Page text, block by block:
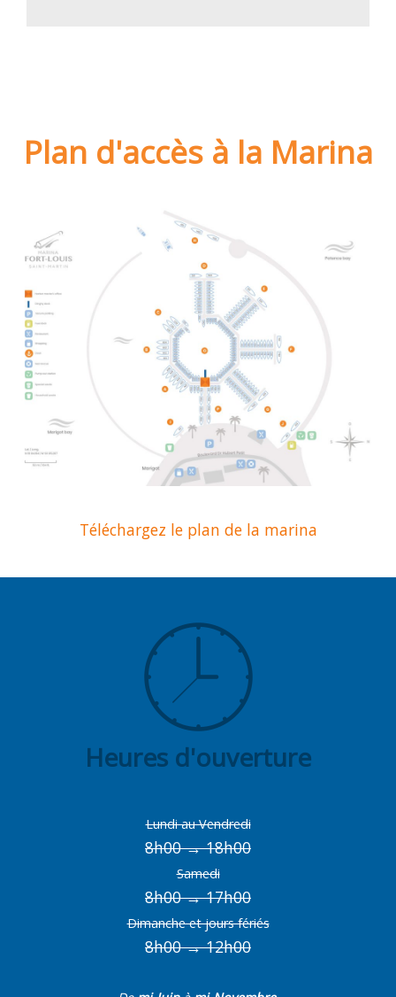
Plan d'accès à la Marina
Téléchargez le plan de la marina
Heures d'ouverture
Lundi au Vendredi
8h00 → 18h00
Samedi
8h00 → 17h00
Dimanche et jours fériés
8h00 → 12h00